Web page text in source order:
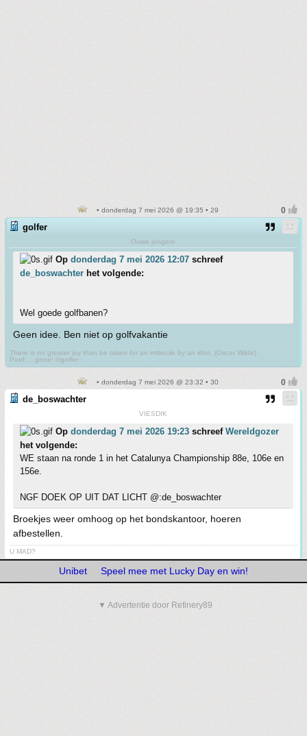
• donderdag 7 mei 2026 @ 19:35 • 29
golfer
Ouwe jongere
Op donderdag 7 mei 2026 12:07 schreef
de_boswachter het volgende:
Wel goede golfbanen?
Geen idee. Ben niet op golfvakantie
There is no greater joy than be taken for an imbecile by an idiot. (Oscar Wilde)
Poef.....gone! ©golfer
• donderdag 7 mei 2026 @ 23:32 • 30
de_boswachter
VIESDIK
Op donderdag 7 mei 2026 19:23 schreef Wereldgozer
het volgende:
WE staan na ronde 1 in het Catalunya Championship 88e, 106e en
156e.
NGF DOEK OP UIT DAT LICHT @:de_boswachter
Broekjes weer omhoog op het bondskantoor, hoeren
afbestellen.
U MAD?
Unibet Speel mee met Lucky Day en win!
▼ Advertentie door Refinery89